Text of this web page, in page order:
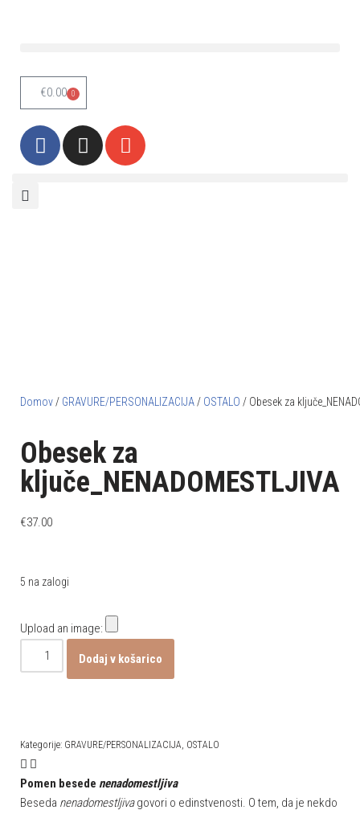
vsebino
€0.00 0
Domov / GRAVURE/PERSONALIZACIJA / OSTALO / Obesek za
Obesek za
ključe_NENADOMESTLJIVA
€37.00
5 na zalogi
Upload an image:
Dodaj v košarico
Kategorije: GRAVURE/PERSONALIZACIJA, OSTALO
Pomen besede nenadomestljiva
Beseda nenadomestljivagovori o edinstvenosti. O tem, da je nekdo